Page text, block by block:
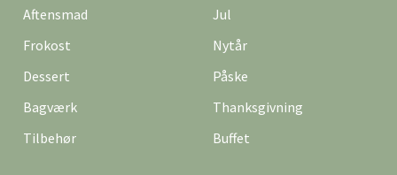
Aftensmad
Frokost
Dessert
Bagværk
Tilbehør
Jul
Nytår
Påske
Thanksgivning
Buffet